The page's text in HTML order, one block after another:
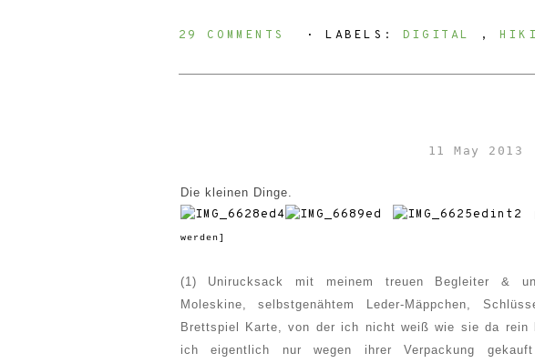
29 COMMENTS ⋅ LABELS: DIGITAL ,
11 May 2013
Die kleinen Dinge.
werden]
(1) Unirucksack mit meinem treuen Begleiter&
Moleskine , selbstgenähtem Leder-Mäppchen,
Brettspiel Karte, von der ich nicht weiß wie sie da rein
ich eigentlich nur wegen ihrer Verpackung gekauft